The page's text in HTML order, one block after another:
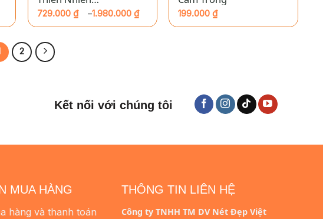
MIYAKOHOME – Dưa
Lưới
729.000₫ –1.980.000₫
giá:
729.000 ₫
đến
1.980.000 ₫
199.000₫
2
Kết nối với chúng tôi
MUA HÀNG
hàng và thanh toán
THÔNG TIN LIÊN HỆ
Công ty TNHH TM DV Nét Đẹp Việt